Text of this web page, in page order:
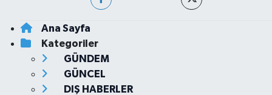
Ana Sayfa
Kategoriler
GÜNDEM
GÜNCEL
DIŞ HABERLER